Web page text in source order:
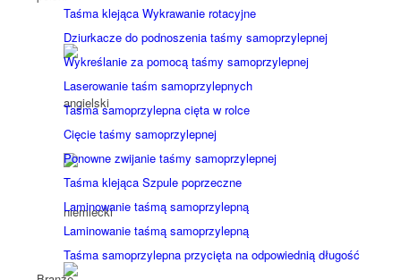
Taśma klejąca Wykrawanie rotacyjne
Dziurkacze do podnoszenia taśmy samoprzylepnej
Wykreślanie za pomocą taśmy samoprzylepnej
Laserowanie taśm samoprzylepnych
Taśma samoprzylepna cięta w rolce
Cięcie taśmy samoprzylepnej
Ponowne zwijanie taśmy samoprzylepnej
Taśma klejąca Szpule poprzeczne
Laminowanie taśmą samoprzylepną
Laminowanie taśmą samoprzylepną
Taśma samoprzylepna przycięta na odpowiednią długość